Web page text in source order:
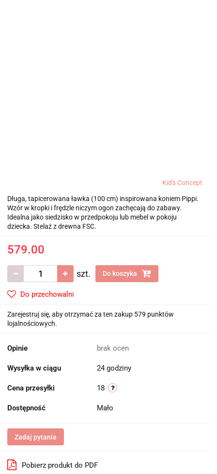
Kid's Concept
Długa, tapicerowana ławka (100 cm) inspirowana koniem Pippi.
Wzór w kropki i frędzle niczym ogon zachęcają do zabawy.
Idealna jako siedzisko w przedpokoju lub mebel w pokoju
dziecka. Stelaż z drewna FSC.
579.00
szt. Do koszyka
Do przechowalni
Zarejestruj się, aby otrzymać za ten zakup 579 punktów
lojalnościowych.
Opinie brak ocen
Wysyłka w ciągu 24 godziny
Cena przesyłki 18
Dostępność Mało
Zadaj pytanie
Pobierz produkt do PDF